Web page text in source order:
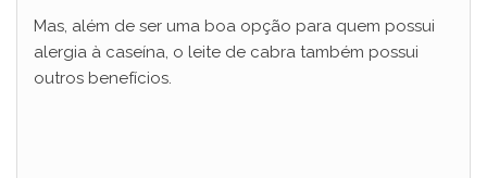
Mas, além de ser uma boa opção para quem possui
alergia à caseína, o leite de cabra também possui
outros benefícios.